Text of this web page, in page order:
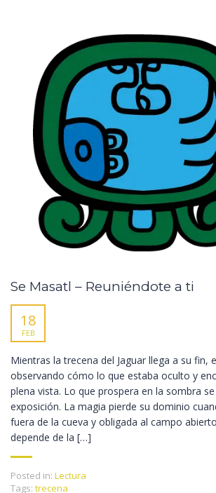
Se Masatl – Reuniéndote a ti
18
FEB
Mientras la trecena del Jaguar llega a su fin,
observando cómo lo que estaba oculto y
plena vista. Lo que prospera en la sombra
exposición. La magia pierde su dominio
fuera de la cueva y obligada al campo
depende de la […]
Posted in: Lectura
Tags: trecena